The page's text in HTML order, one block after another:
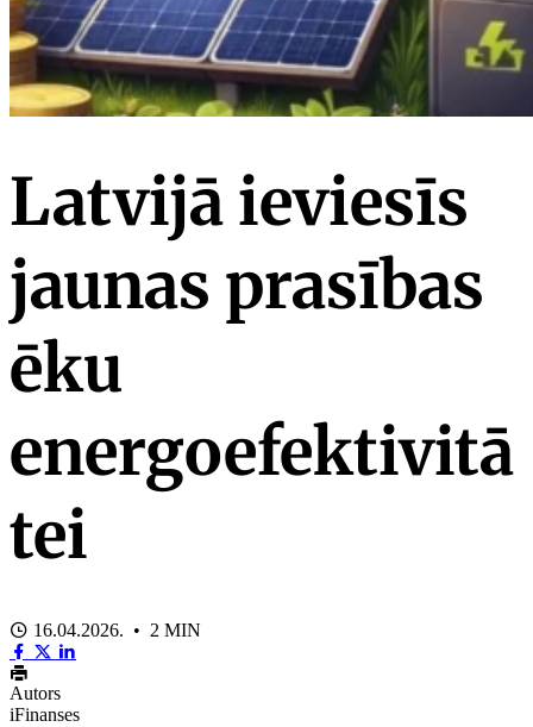
Latvijā ieviesīs
jaunas prasības
ēku
energoefektivitā
tei
16.04.2026. • 2 MIN
Autors
iFinanses